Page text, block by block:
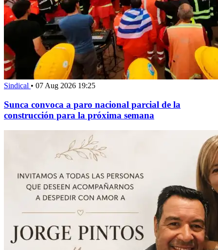
Sindical • 07 Aug 2026 19:25
Sunca convoca a paro nacional parcial de la
construcción para la próxima semana